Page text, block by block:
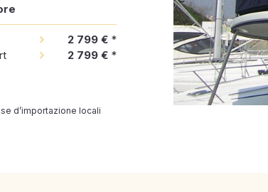
2 799 € *
2 799 € *
d’importazione locali